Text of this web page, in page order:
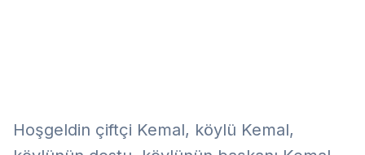
Hoşgeldin çiftçi Kemal, köylü Kemal,